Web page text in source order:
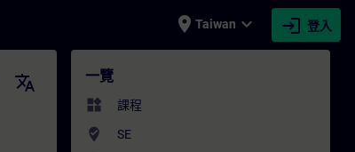
place Taiwan expand_more login 登入
translate
一覽
widgets 課程
where_to_vote SE